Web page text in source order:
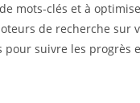
mots-clés et à
de recherche
suivre les